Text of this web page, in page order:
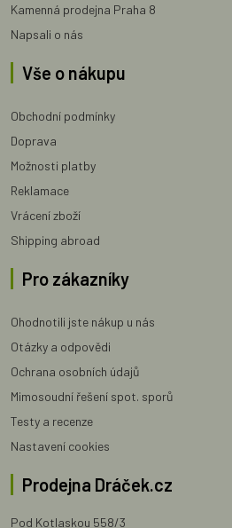
Kamenná prodejna Praha 8
Napsali o nás
Vše o nákupu
Obchodní podmínky
Doprava
Možnosti platby
Reklamace
Vrácení zboží
Shipping abroad
Pro zákazníky
Ohodnotili jste nákup u nás
Otázky a odpovědi
Ochrana osobních údajů
Mimosoudní řešení spot. sporů
Testy a recenze
Nastavení cookies
Prodejna Dráček.cz
Pod Kotlaskou 558/3